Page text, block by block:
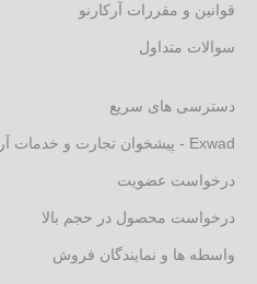
قوانین و مقررات آرکارنو
سوالات متداول
دسترسی های سریع
Exwad - پیشخوان تجارت و خدمات آرکارنو
درخواست عضویت
درخواست محصول در حجم بالا
واسطه ها و نمایندگان فروش